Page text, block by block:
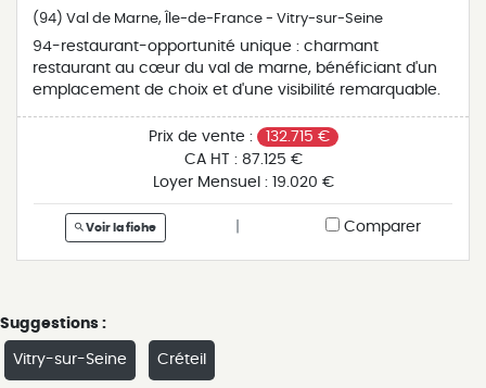
(94) Val de Marne, Île-de-France - Vitry-sur-Seine
94-restaurant-opportunité unique : charmant
restaurant au cœur du val de marne, bénéficiant d'un
emplacement de choix et d'une visibilité remarquable.
convives, la cuisine bien équipée facilite les opérations
culinaires. le loyer annuel avantageux de 19020 euros
inclut une chambre froide fonctionnelle. affaire
frais d'agence inclus. référence : 221393. contactez-
nous au 01 69 46 05 80 pour plus d'informations et pour
planifier une visite.
Prix de vente :
132.715 €
CA HT : 87.125 €
Loyer Mensuel : 19.020 €
Voir la fiche Comparer
Suggestions :
Vitry-sur-Seine Créteil